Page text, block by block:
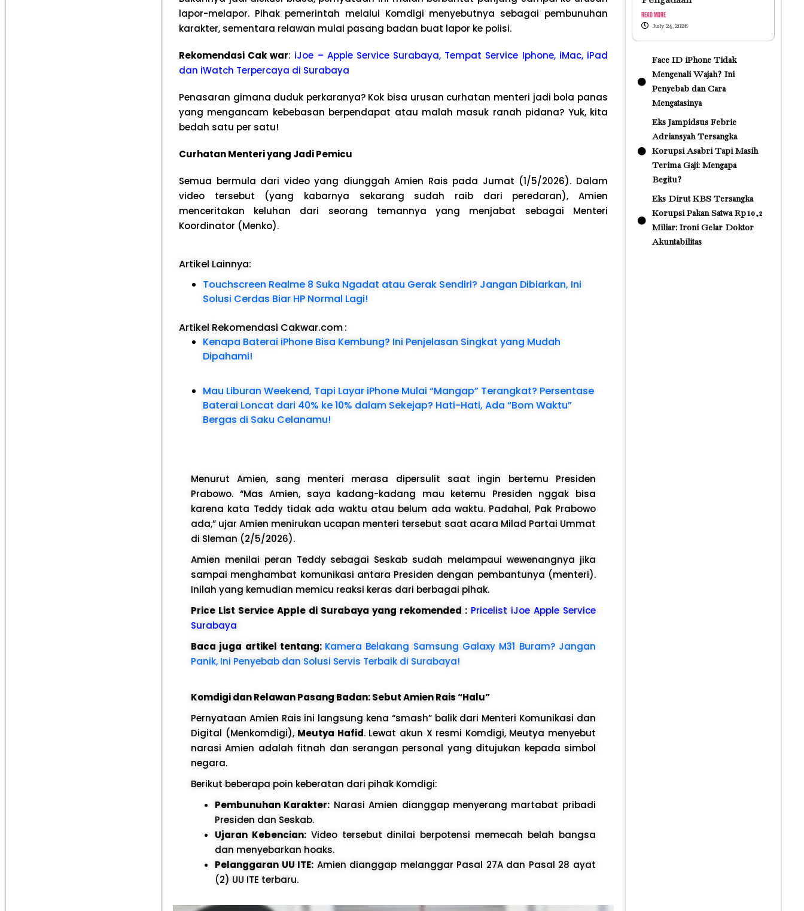
lapor-melapor. Pihak pemerintah melalui Komdigi menyebutnya sebagai pembunuhan
karakter, sementara relawan mulai pasang badan buat lapor ke polisi.
Rekomendasi Cak war: iJoe – Apple Service Surabaya, Tempat Service Iphone, iMac, iPad
dan iWatch Terpercaya di Surabaya
Penasaran gimana duduk perkaranya? Kok bisa urusan curhatan menteri jadi bola panas
yang mengancam kebebasan berpendapat atau malah masuk ranah pidana? Yuk, kita
bedah satu per satu!
Curhatan Menteri yang Jadi Pemicu
Semua bermula dari video yang diunggah Amien Rais pada Jumat (1/5/2026). Dalam
video tersebut (yang kabarnya sekarang sudah raib dari peredaran), Amien
menceritakan keluhan dari seorang temannya yang menjabat sebagai Menteri
Koordinator (Menko).
Artikel Lainnya:
Touchscreen Realme 8 Suka Ngadat atau Gerak Sendiri? Jangan Dibiarkan, Ini
Solusi Cerdas Biar HP Normal Lagi!
Artikel Rekomendasi Cakwar.com:
Kenapa Baterai iPhone Bisa Kembung? Ini Penjelasan Singkat yang Mudah
Dipahami!
Mau Liburan Weekend, Tapi Layar iPhone Mulai “Mangap” Terangkat? Persentase
Baterai Loncat dari 40% ke 10% dalam Sekejap? Hati-Hati, Ada “Bom Waktu”
Bergas di Saku Celanamu!
Menurut Amien, sang menteri merasa dipersulit saat ingin bertemu Presiden
Prabowo. “Mas Amien, saya kadang-kadang mau ketemu Presiden nggak bisa
karena kata Teddy tidak ada waktu atau belum ada waktu. Padahal, Pak Prabowo
ada,” ujar Amien menirukan ucapan menteri tersebut saat acara Milad Partai Ummat
di Sleman (2/5/2026).
Amien menilai peran Teddy sebagai Seskab sudah melampaui wewenangnya jika
sampai menghambat komunikasi antara Presiden dengan pembantunya (menteri).
Inilah yang kemudian memicu reaksi keras dari berbagai pihak.
Price List Service Apple di Surabaya yang rekomended : Pricelist iJoe Apple Service
Surabaya
Baca juga artikel tentang: Kamera Belakang Samsung Galaxy M31 Buram? Jangan
Panik, Ini Penyebab dan Solusi Servis Terbaik di Surabaya!
Komdigi dan Relawan Pasang Badan: Sebut Amien Rais “Halu”
Pernyataan Amien Rais ini langsung kena “smash” balik dari Menteri Komunikasi dan
Digital (Menkomdigi), Meutya Hafid. Lewat akun X resmi Komdigi, Meutya menyebut
narasi Amien adalah fitnah dan serangan personal yang ditujukan kepada simbol
negara.
Berikut beberapa poin keberatan dari pihak Komdigi:
Pembunuhan Karakter: Narasi Amien dianggap menyerang martabat pribadi
Presiden dan Seskab.
Ujaran Kebencian:Video tersebut dinilai berpotensi memecah belah bangsa
dan menyebarkan hoaks.
Pelanggaran UU ITE: Amien dianggap melanggar Pasal 27A dan Pasal 28 ayat
(2) UU ITE terbaru.
Read More
July 24, 2026
Face ID iPhone Tidak
Mengenali Wajah? Ini
Penyebab dan Cara
Mengatasinya
Eks Jampidsus Febrie
Adriansyah Tersangka
Korupsi Asabri Tapi Masih
Terima Gaji: Mengapa
Begitu?
Eks Dirut KBS Tersangka
Korupsi Pakan Satwa Rp10,2
Miliar: Ironi Gelar Doktor
Akuntabilitas